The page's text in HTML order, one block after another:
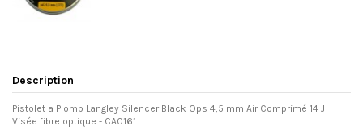
Description
Pistolet a Plomb Langley Silencer Black Ops 4,5 mm Air Comprimé 14 J
Visée fibre optique - CA0161